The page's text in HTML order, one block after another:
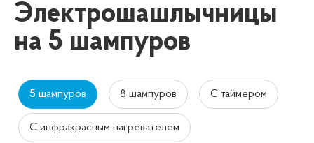
Электрошашлычницы
на 5 шампуров
5 шампуров 8 шампуров С таймером
С инфракрасным нагревателем